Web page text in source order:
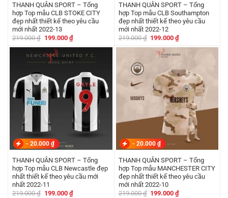
THANH QUÂN SPORT – Tổng
hợp Top mẫu CLB STOKE CITY
đẹp nhất thiết kế theo yêu cầu
mới nhất 2022-13
219.000₫ Giá
là:
219.000 ₫.
199.000 ₫Giá
hiện
tại
là:
199.000 ₫.
THANH QUÂN SPORT – Tổng
hợp Top mẫu CLB Southampton
đẹp nhất thiết kế theo yêu cầu
mới nhất 2022-12
219.000₫ Giá
là:
219.000 ₫.
199.000₫Giá
tại
là:
- 20.000 ₫
THANH QUÂN SPORT – Tổng
hợp Top mẫu CLB Newcastle đẹp
nhất thiết kế theo yêu cầu mới
nhất 2022-11
219.000₫ Giá
199.000 ₫Giá
- 20.000 ₫
THANH QUÂN SPORT – Tổng
hợp Top mẫu MANCHESTER CITY
đẹp nhất thiết kế theo yêu cầu
mới nhất 2022-10
219.000₫ Giá
199.000₫Giá